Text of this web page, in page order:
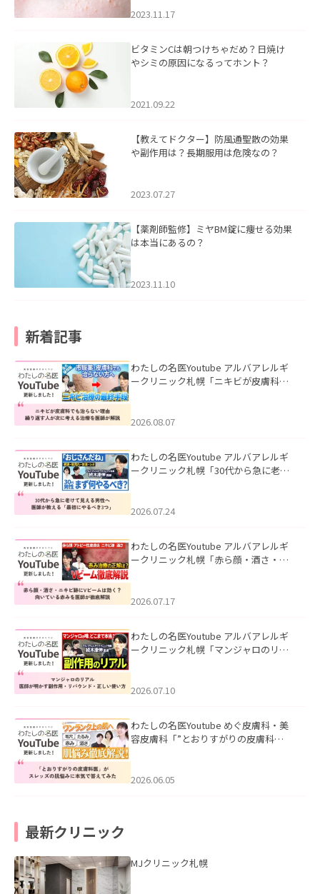
2023.11.17
ビタミンCは朝つけちゃだめ？日焼け
やシミの原因になるってホント？
2021.09.22
【教えてドクター】防風通聖散の効果
や副作用は？長期服用は危険なの？
2023.07.27
【薬剤師監修】ミヤBM錠に痩せる効果
は本当にあるの？
2023.11.10
新着記事
わたしの名医Youtube アルバアレルギ
ークリニック札幌「ニキビが皮膚科で
ました。
2026.08.07
わたしの名医Youtube アルバアレルギ
ークリニック札幌「30代から急に老け
た。
2026.07.24
わたしの名医Youtube アルバアレルギ
ークリニック札幌「赤ら顔・酒さ・ニ
した。
2026.07.17
わたしの名医Youtube アルバアレルギ
ークリニック札幌「マンジャロのリア
た。
2026.07.10
わたしの名医Youtube めぐ皮膚科・美
容皮膚科「”とおりすがりの皮膚科
2026.06.05
最新クリニック
MJクリニック札幌